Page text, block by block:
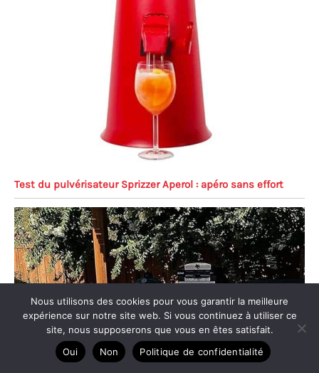
Test du pulvérisateur Sprizzer Aperol : apéro sans effort
Nous utilisons des cookies pour vous garantir la meilleure
expérience sur notre site web. Si vous continuez à utiliser ce
site, nous supposerons que vous en êtes satisfait.
Oui
Non Politique de confidentialité